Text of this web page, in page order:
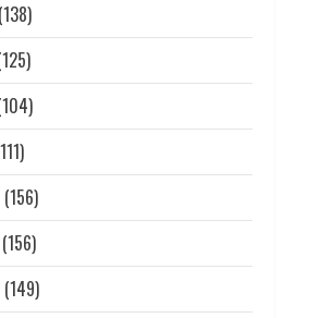
(138)
(156)
(156)
(149)